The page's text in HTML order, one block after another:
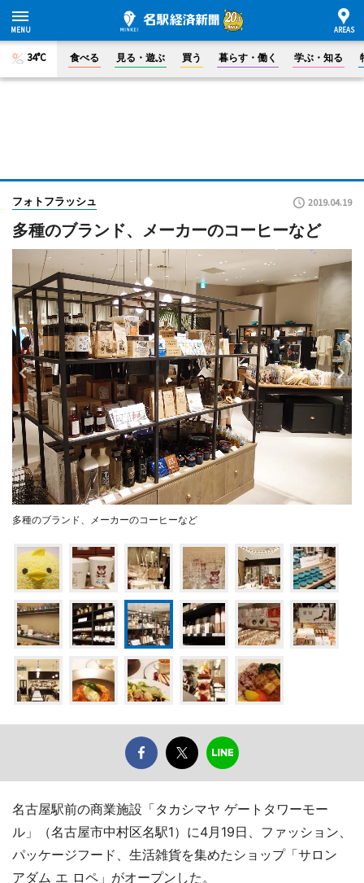
34°C 食べる 見る・遊ぶ 買う 暮らす・働く 学ぶ・知る
フォトフラッシュ 2019.04.19
多種のブランド、メーカーのコーヒーなど
多種のブランド、メーカーのコーヒーなど
名古屋駅前の商業施設「タカシマヤ ゲートタワーモー
ル」（名古屋市中村区名駅1）に4月19日、ファッション、
パッケージフード、生活雑貨を集めたショップ「サロン
アダム エ ロペ」がオープンした。